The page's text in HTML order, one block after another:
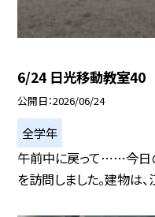
6/24 日光移動教室40
公開日 2026/06/24
全学年
午前中に戻って⋯⋯今日
を訪問しました。建物は、